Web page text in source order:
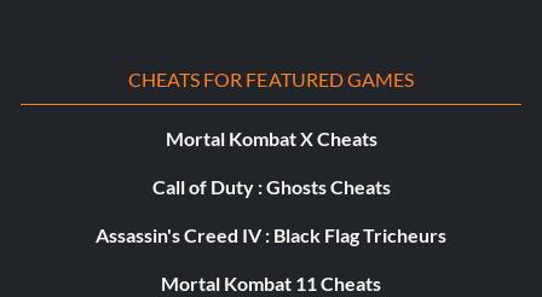
CHEATS FOR FEATURED GAMES
Mortal Kombat X Cheats
Call of Duty : Ghosts Cheats
Assassin's Creed IV : Black Flag Tricheurs
Mortal Kombat 11 Cheats